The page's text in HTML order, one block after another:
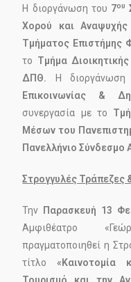
Η διοργάνωση του 7ου
Χορού και Αναψυχής
Τμήματος Επιστήμης
το Τμήμα
ΔΠΘ.
Η
Επικοινωνίας &
συνεργασία με το
Μέσων του
Πανελλήνιο Σύνδεσμο
Στρογγυλές Τράπεζες
Την Παρασκευή 13
Αμφιθέατρο
πραγματοποιηθεί η
τίτλο«Καινοτομία